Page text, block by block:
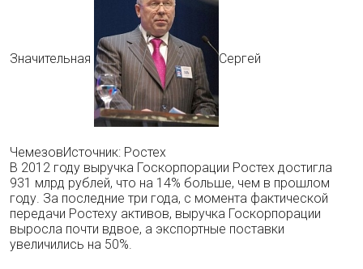
Значительная Сергей
ЧемезовИсточник: Ростех
В 2012 году выручка Госкорпорации Ростех достигла
931 млрд рублей, что на 14% больше, чем в прошлом
году. За последние три года, с момента фактической
передачи Ростеху активов, выручка Госкорпорации
выросла почти вдвое, а экспортные поставки
увеличились на 50%.